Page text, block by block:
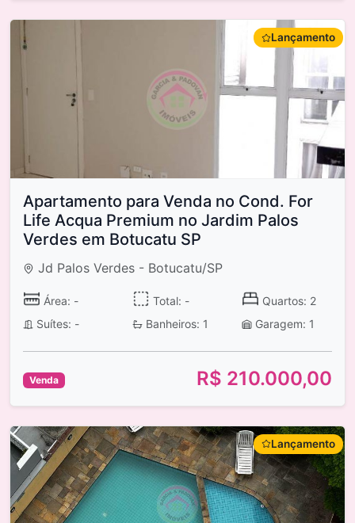
Lançamento
Apartamento para Venda no Cond. For
Life Acqua Premium no Jardim Palos
Verdes em Botucatu SP
Jd Palos Verdes - Botucatu/SP
Área: - Total: -
Quartos: 2
Suítes: -
Banheiros: 1 Garagem: 1
Venda R$ 210.000,00
Lançamento